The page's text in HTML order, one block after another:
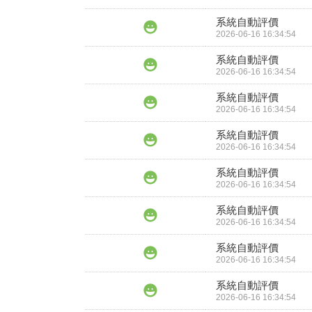
系統自動評價
2026-06-16 16:34:54
系統自動評價
2026-06-16 16:34:54
系統自動評價
2026-06-16 16:34:54
系統自動評價
2026-06-16 16:34:54
系統自動評價
2026-06-16 16:34:54
系統自動評價
2026-06-16 16:34:54
系統自動評價
2026-06-16 16:34:54
系統自動評價
2026-06-16 16:34:54